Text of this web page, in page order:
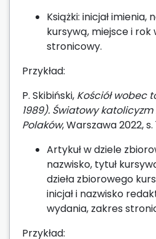
Książki: inicjał imienia,
kursywą, miejsce i rok
stronicowy.
Przykład:
P. Skibiński, Kościół wobec
1989). Światowy
Polaków, Warszawa 2022, s.
Artykuł w dziele
nazwisko, tytuł
dzieła zbiorowego
inicjał i nazwisko
wydania, zakres
Przykład: